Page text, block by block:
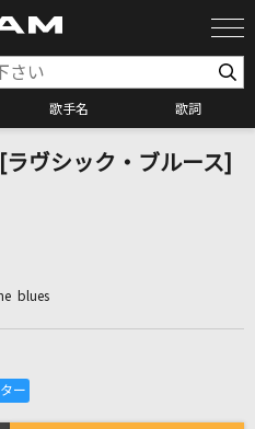
歌手名 歌詞
ケ検索
れき
ヴシック・ブルース]
blues